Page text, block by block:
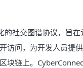
的社交图谱协议，旨
访问，为开发人员提
块链上。